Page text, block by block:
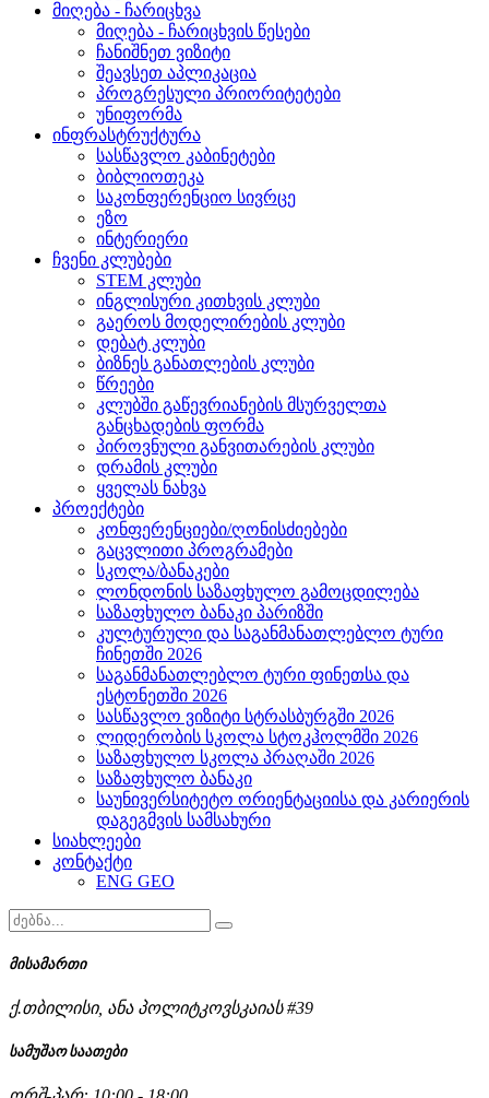
მიღება - ჩარიცხვა
მიღება - ჩარიცხვის წესები
ჩანიშნეთ ვიზიტი
შეავსეთ აპლიკაცია
პროგრესული პრიორიტეტები
უნიფორმა
ინფრასტრუქტურა
სასწავლო კაბინეტები
ბიბლიოთეკა
საკონფერენციო სივრცე
ეზო
ინტერიერი
ჩვენი კლუბები
STEM კლუბი
ინგლისური კითხვის კლუბი
გაეროს მოდელირების კლუბი
დებატ კლუბი
ბიზნეს განათლების კლუბი
წრეები
კლუბში გაწევრიანების მსურველთა
განცხადების ფორმა
პიროვნული განვითარების კლუბი
დრამის კლუბი
ყველას ნახვა
პროექტები
კონფერენციები/ღონისძიებები
გაცვლითი პროგრამები
სკოლა/ბანაკები
ლონდონის საზაფხულო გამოცდილება
საზაფხულო ბანაკი პარიზში
კულტურული და საგანმანათლებლო ტური
ჩინეთში 2026
საგანმანათლებლო ტური ფინეთსა და
ესტონეთში 2026
სასწავლო ვიზიტი სტრასბურგში 2026
ლიდერობის სკოლა სტოკჰოლმში 2026
საზაფხულო სკოლა პრაღაში 2026
საზაფხულო ბანაკი
საუნივერსიტეტო ორიენტაციისა და კარიერის
დაგეგმვის სამსახური
სიახლეები
კონტაქტი
ENG GEO
მისამართი
ქ.თბილისი, ანა პოლიტკოვსკაიას #39
სამუშაო საათები